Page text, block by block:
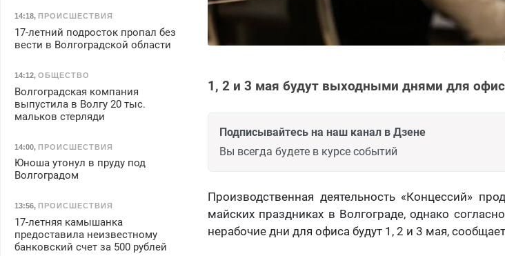
1, 2 и 3 мая будут выходными днями для
Подписывайтесь на наш канал в Дзене
Вы всегда будете в курсе событий
Производственная деятельность «Концессий»
майских праздниках в Волгограде, однако
нерабочие дни для офиса будут 1, 2 и 3 мая,
14:18, ПРОИСШЕСТВИЯ
17-летний подросток пропал без
вести в Волгоградской области
14:12, ОБЩЕСТВО
Волгоградская компания
выпустила в Волгу 20 тыс.
мальков стерляди
14:00, ПРОИСШЕСТВИЯ
Юноша утонул в пруду под
Волгоградом
13:56, ПРОИСШЕСТВИЯ
17-летняя камышанка
предоставила неизвестному
банковский счет за 500 рублей